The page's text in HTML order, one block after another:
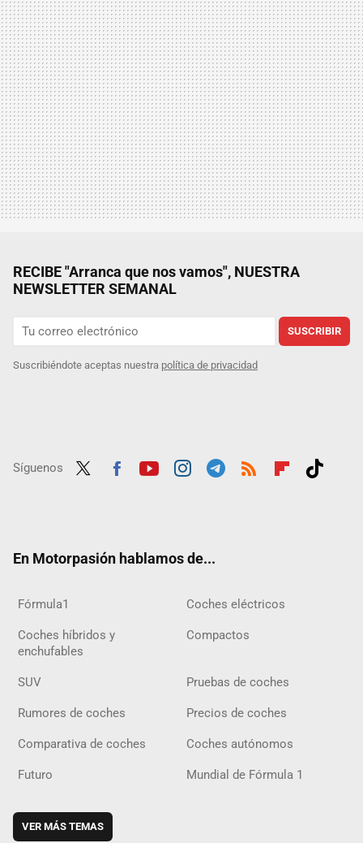
RECIBE "Arranca que nos vamos", NUESTRA
NEWSLETTER SEMANAL
SUSCRIBIR
Suscribiéndote aceptas nuestra política de privacidad
Síguenos
En Motorpasión hablamos de...
Fórmula1 Coches eléctricos
Coches híbridos y
enchufables
Compactos
SUV Pruebas de coches
Rumores de coches Precios de coches
Comparativa de coches Coches autónomos
Futuro Mundial de Fórmula 1
VER MÁS TEMAS